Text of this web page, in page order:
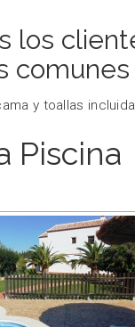
los
y toallas
Piscina